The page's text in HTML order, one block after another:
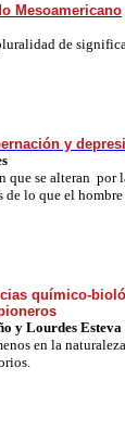
Mesoamericano
de
y
que se alteran por
lo que el
químico-
y Lourdes
en la